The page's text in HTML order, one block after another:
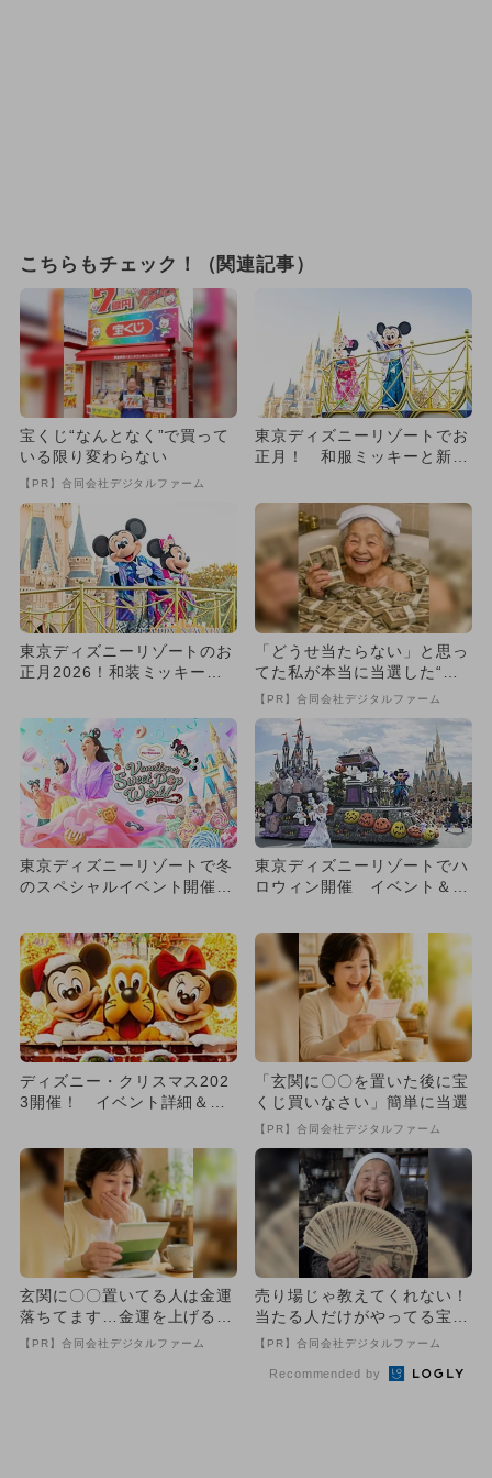
こちらもチェック！（関連記事）
宝くじ“なんとなく”で買って
いる限り変わらない
【PR】合同会社デジタルファーム
東京ディズニーリゾートでお
正月！ 和服ミッキーと新年
東京ディズニーリゾートのお
正月2026！和装ミッキーと
「どうせ当たらない」と思っ
てた私が本当に当選した“買
い方”がこれ
【PR】合同会社デジタルファーム
東京ディズニーリゾートで冬
のスペシャルイベント開催
東京ディズニーリゾートでハ
ロウィン開催 イベント＆グ
ディズニー・クリスマス202
3開催！ イベント詳細＆グ
「玄関に〇〇を置いた後に宝
くじ買いなさい」簡単に当選
【PR】合同会社デジタルファーム
玄関に〇〇置いてる人は金運
落ちてます…金運を上げる方
法とは
【PR】合同会社デジタルファーム
売り場じゃ教えてくれない！
当たる人だけがやってる宝く
じの習慣
【PR】合同会社デジタルファーム
Recommended by